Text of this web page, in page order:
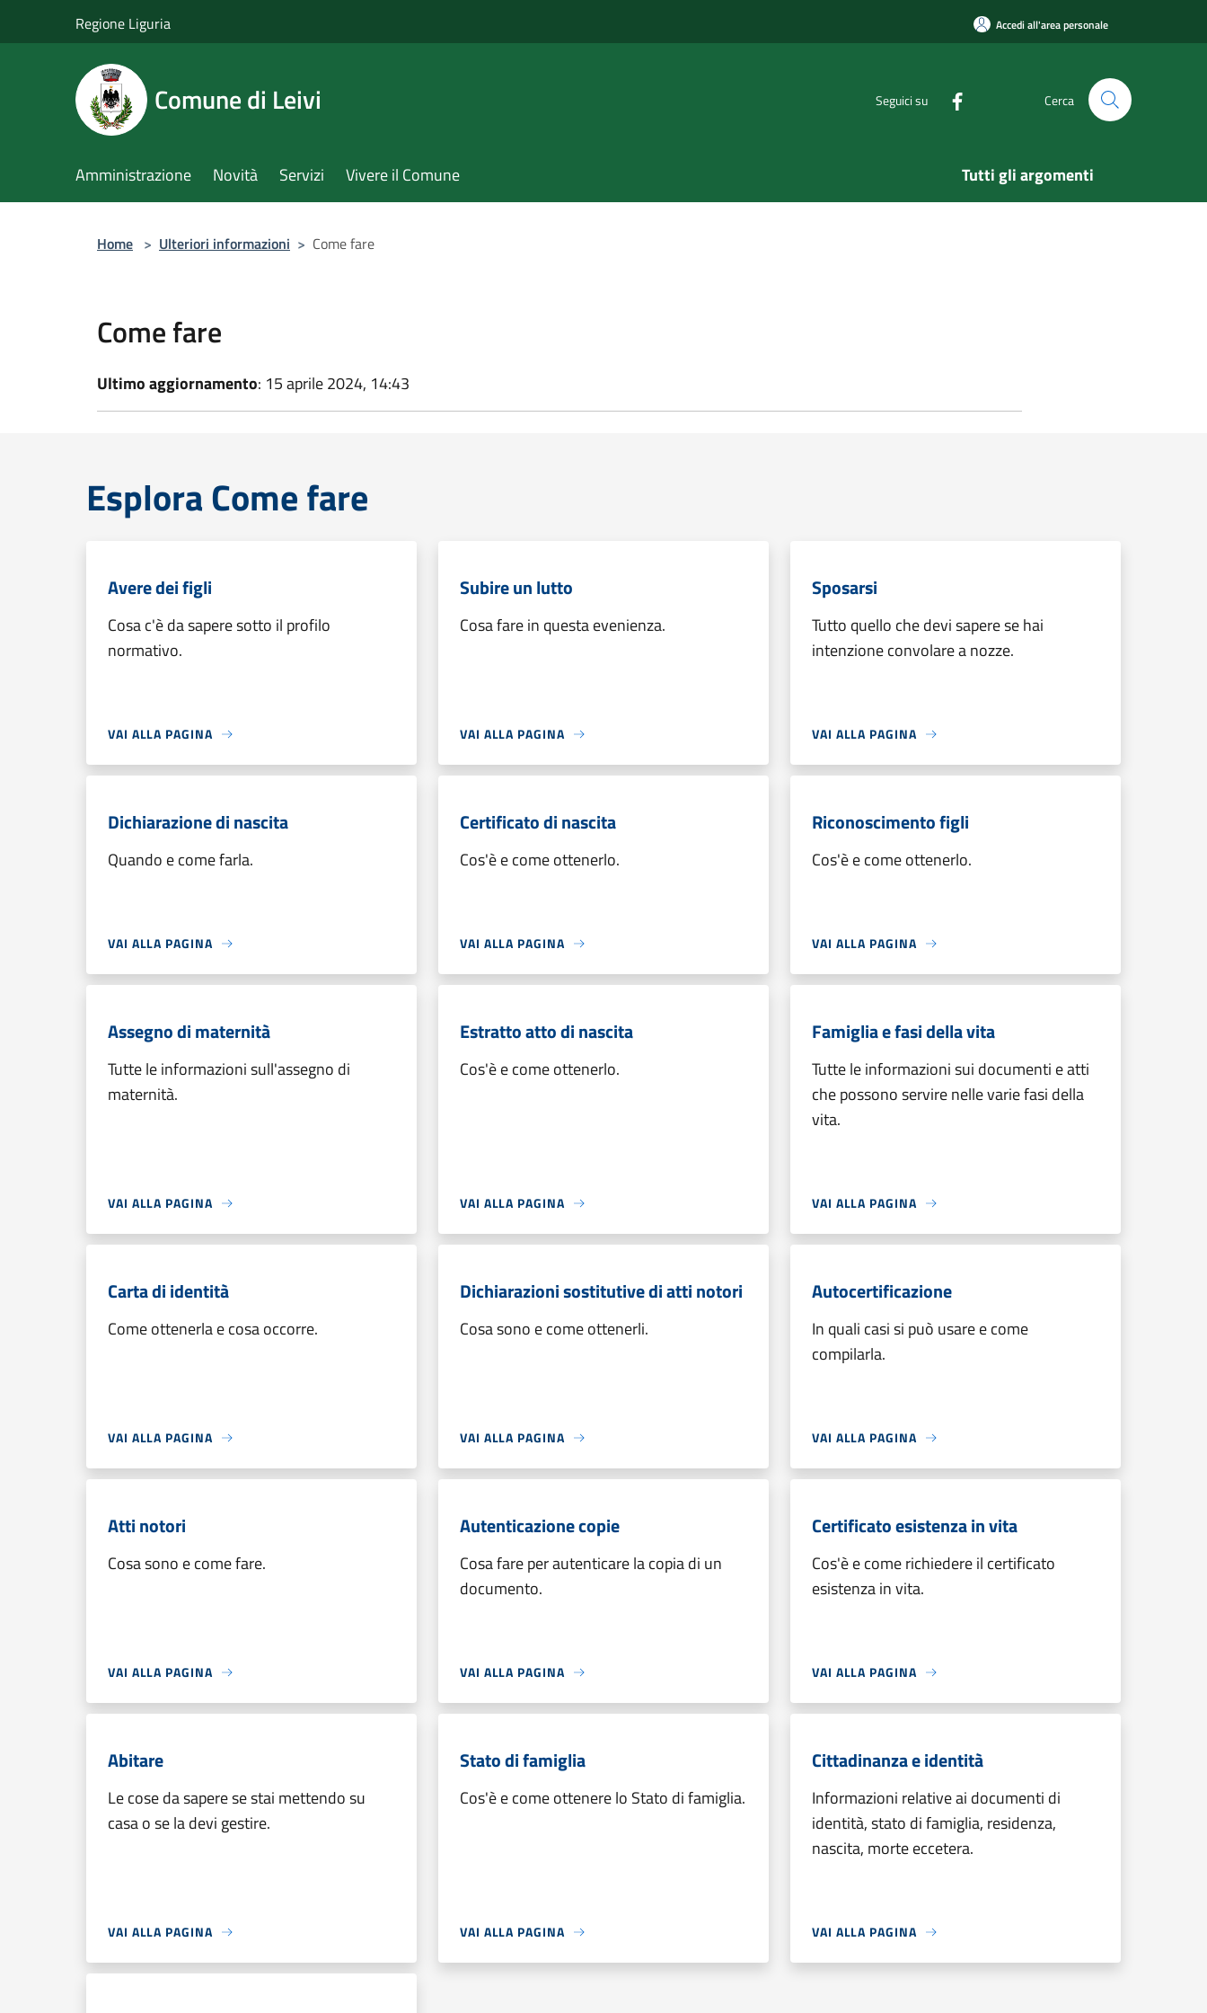
Regione Liguria Accedi all'area personale
Comune di Leivi Seguici su Cerca
Amministrazione Novità Servizi Vivere il Comune Tutti gli argomenti
Home > Ulteriori informazioni > Come fare
Come fare
Ultimo aggiornamento: 15 aprile 2024, 14:43
Esplora Come fare
Avere dei figli
Cosa c'è da sapere sotto il profilo
normativo.
VAI ALLA PAGINA
Subire un lutto
Cosa fare in questa evenienza.
VAI ALLA PAGINA
Sposarsi
Tutto quello che devi sapere se hai
intenzione convolare a nozze.
VAI ALLA PAGINA
Dichiarazione di nascita
Quando e come farla.
VAI ALLA PAGINA
Certificato di nascita
Cos'è e come ottenerlo.
VAI ALLA PAGINA
Riconoscimento figli
Cos'è e come ottenerlo.
VAI ALLA PAGINA
Assegno di maternità
Tutte le informazioni sull'assegno di
maternità.
VAI ALLA PAGINA
Estratto atto di nascita
Cos'è e come ottenerlo.
VAI ALLA PAGINA
Famiglia e fasi della vita
Tutte le informazioni sui documenti e atti
che possono servire nelle varie fasi della
vita.
VAI ALLA PAGINA
Carta di identità
Come ottenerla e cosa occorre.
VAI ALLA PAGINA
Dichiarazioni sostitutive di atti notori
Cosa sono e come ottenerli.
VAI ALLA PAGINA
Autocertificazione
In quali casi si può usare e come
compilarla.
VAI ALLA PAGINA
Atti notori
Cosa sono e come fare.
VAI ALLA PAGINA
Autenticazione copie
Cosa fare per autenticare la copia di un
documento.
VAI ALLA PAGINA
Certificato esistenza in vita
Cos'è e come richiedere il certificato
esistenza in vita.
VAI ALLA PAGINA
Abitare
Le cose da sapere se stai mettendo su
casa o se la devi gestire.
VAI ALLA PAGINA
Stato di famiglia
Cos'è e come ottenere lo Stato di famiglia.
VAI ALLA PAGINA
Cittadinanza e identità
Informazioni relative ai documenti di
identità, stato di famiglia, residenza,
nascita, morte eccetera.
VAI ALLA PAGINA